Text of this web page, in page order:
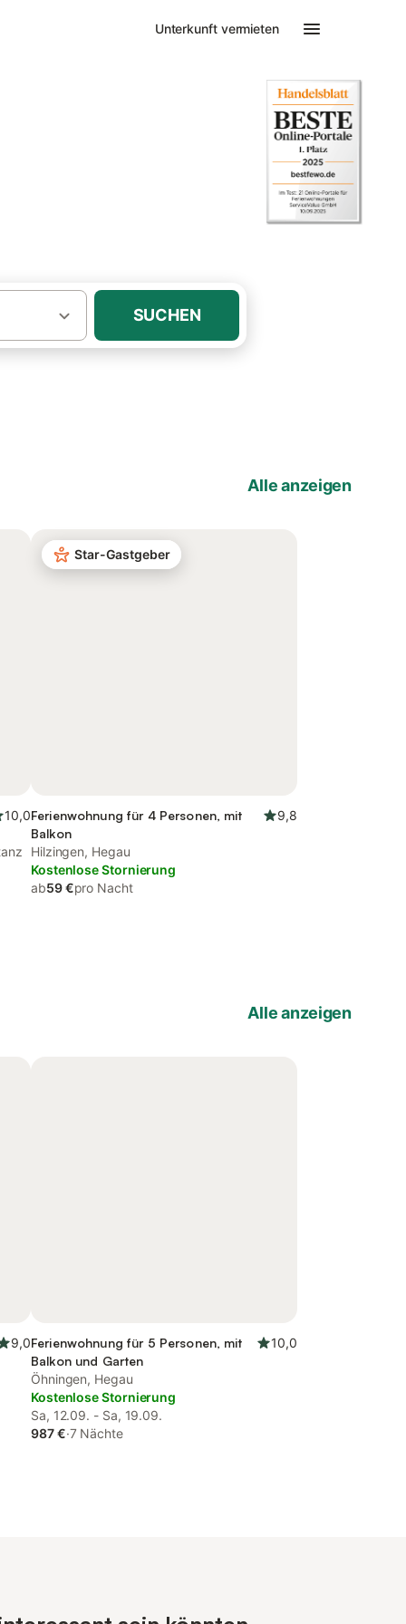
Unterkunft vermieten
SUCHEN
Alle anzeigen
10,0
Star-Gastgeber
Ferienwohnung für 4 Personen, mit
Balkon
9,8
Hilzingen, Hegau
Kostenlose Stornierung
ab59 €pro Nacht
Alle anzeigen
9,0Ferienwohnung für 5 Personen, mit
Balkon und Garten
10,0
Öhningen, Hegau
Kostenlose Stornierung
Sa, 12.09. - Sa, 19.09.
987 €·7 Nächte